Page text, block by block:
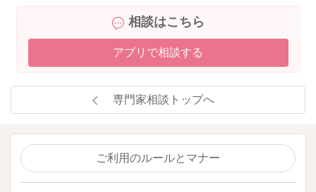
相談はこちら
アプリで相談する
専門家相談トップへ
ご利用のルールとマナー